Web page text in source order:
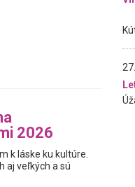
2026
k láske ku kultúre.
aj veľkých a sú